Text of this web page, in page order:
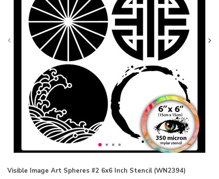
Visible Image Art Spheres #2 6x6 Inch Stencil (WN2394)